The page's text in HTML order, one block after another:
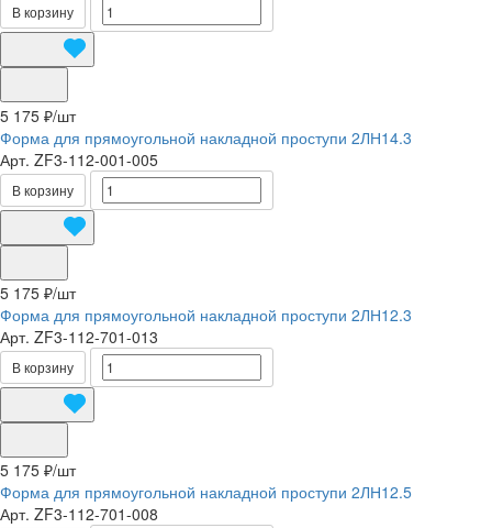
В корзину
5 175 ₽/шт
Форма для прямоугольной накладной проступи 2ЛН14.3
Арт. ZF3-112-001-005
В корзину
5 175 ₽/шт
Форма для прямоугольной накладной проступи 2ЛН12.3
Арт. ZF3-112-701-013
В корзину
5 175 ₽/шт
Форма для прямоугольной накладной проступи 2ЛН12.5
Арт. ZF3-112-701-008